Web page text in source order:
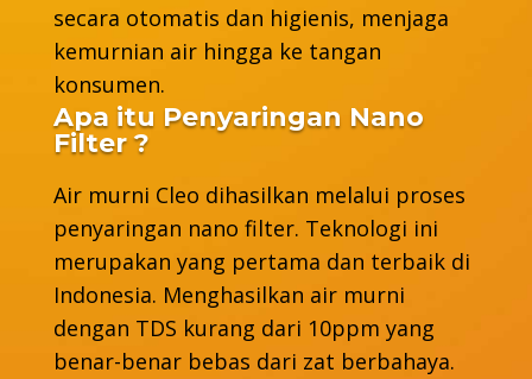
secara otomatis dan higienis, menjaga
kemurnian air hingga ke tangan
konsumen.
Apa itu Penyaringan Nano
Filter ?
Air murni Cleo dihasilkan melalui proses
penyaringan nano filter. Teknologi ini
merupakan yang pertama dan terbaik di
Indonesia. Menghasilkan air murni
dengan TDS kurang dari 10ppm yang
benar-benar bebas dari zat berbahaya.